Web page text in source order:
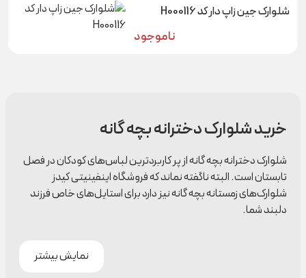
شلوارک جین زاپ دار کد H000116
ناموجود
خرید شلوارک دخترانه بچه گانه
شلوارک دخترانه بچه گانه از پر کاربردترین لباس‌های کودکان در فصل
تابستان است. البته ناگفته نماند که فروشگاه اینفینیتی کیدز
شلوارک‌های زمستانه بچه گانه نیز دارد برای استایل‌های خاص فرزند
دلبند شما.
ست کردن شلوارک دخترانه با دیگر لباس‌ها
نمایش بیشتر